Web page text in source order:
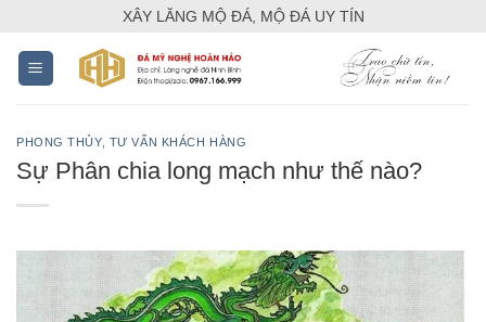
content
XÂY LĂNG MỘ ĐÁ, MỘ ĐÁ UY TÍN
PHONG THỦY, TƯ VẤN KHÁCH HÀNG
Sự Phân chia long mạch như thế nào?